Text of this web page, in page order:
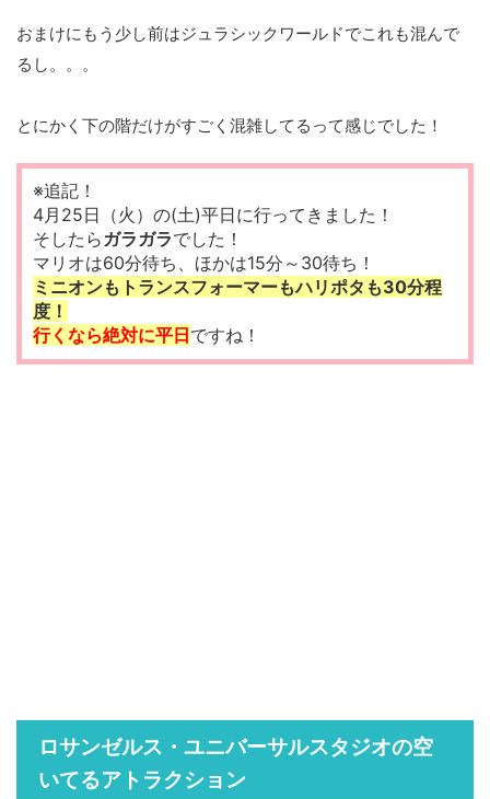
おまけにもう少し前はジュラシックワールドでこれも混んで
るし。。。
とにかく下の階だけがすごく混雑してるって感じでした！
※追記！
4月25日（火）の(土)平日に行ってきました！
そしたらガラガラでした！
マリオは60分待ち、ほかは15分～30待ち！
ミニオンもトランスフォーマーもハリポタも30分程
度！
行くなら絶対に平日ですね！
ロサンゼルス・ユニバーサルスタジオの空
いてるアトラクション